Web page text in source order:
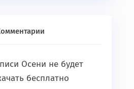
Осени не будет
бесплатно